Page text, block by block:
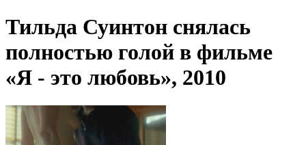
Тильда Суинтон снялась
полностью голой в фильме
«Я - это любовь», 2010